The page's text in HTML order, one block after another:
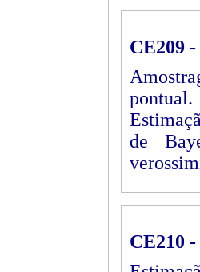
CE209
de
CE210